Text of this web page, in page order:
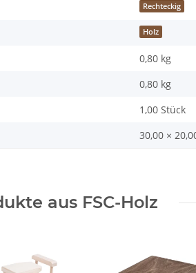
Rechteckig
Holz
0,80 kg
0,80 kg
1,00 Stück
30,00 ×
aus FSC-Holz